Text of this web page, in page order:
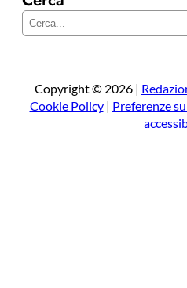
e
a
Copyright © 2026 |
Cookie Policy| Preferenze